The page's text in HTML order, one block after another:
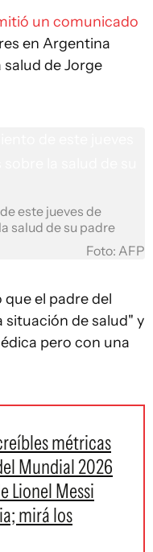
un comunicado
en Argentina
de Jorge
este jueves de
salud de su padre
Foto: AFP
el padre del
de salud" y
pero con una
métricas
Mundial 2026
Lionel Messi
mirá los